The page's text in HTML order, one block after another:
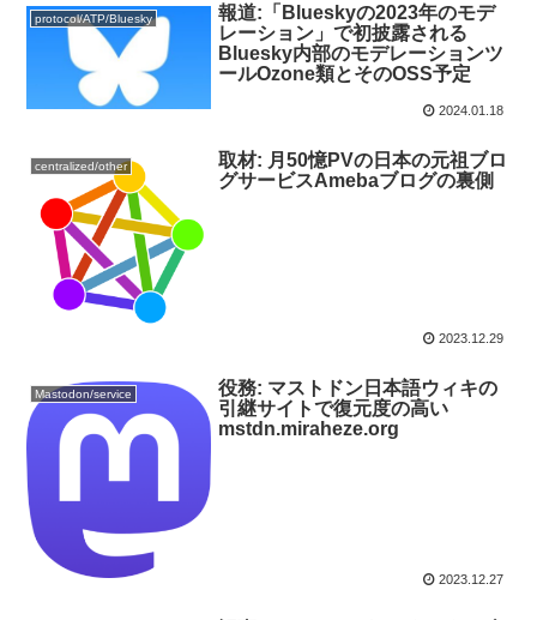
protocol/ATP/Bluesky
報道:「Blueskyの2023年のモデ
レーション」で初披露される
Bluesky内部のモデレーションツ
ールOzone類とそのOSS予定
2024.01.18
centralized/other
取材: 月50憶PVの日本の元祖ブロ
グサービスAmebaブログの裏側
2023.12.29
Mastodon/service
役務: マストドン日本語ウィキの
引継サイトで復元度の高い
mstdn.miraheze.org
2023.12.27